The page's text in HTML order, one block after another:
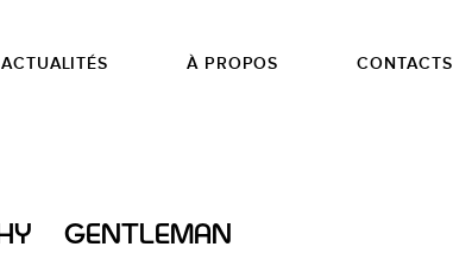
ACTUALITÉS À PROPOS CONTACTS
| GENTLEMAN